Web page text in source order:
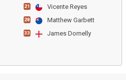
21 Vicente Reyes
28 Matthew Garbett
33 James Dornelly